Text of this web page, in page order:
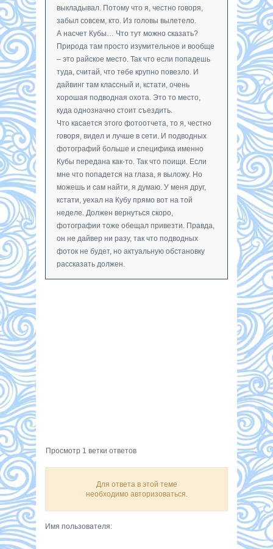
выкладывал. Потому что я, честно говоря,
забыл совсем, кто. Из головы вылетело.
А насчет Кубы… Что тут можно сказать?
Природа там просто изумительное и вообще
– это райское место. Так что если попадешь
туда, считай, что тебе крупно повезло. И
дайвинг там классный и, кстати, очень
хорошая подводная охота. Это то место,
куда однозначно стоит съездить.
Что касается этого фотоотчета, то я, честно
говоря, видел и лучше в сети. И подводных
фотографий больше и специфика именно
Кубы передана как-то. Так что поищи. Если
мне что попадется на глаза, я выложу. Но
можешь и сам найти, я думаю. У меня друг,
кстати, уехал на Кубу прямо вот на той
неделе. Должен вернуться скоро,
фотографии тоже обещал привезти. Правда,
он не дайвер ни разу, так что подводных
фоток не будет, но актуальную обстановку
рассказать должен.
Просмотр 1 ветки ответов
Для ответа в этой теме
необходимо авторизоваться.
Имя пользователя: